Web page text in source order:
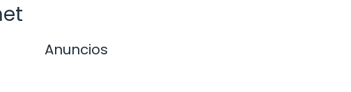
Anuncios